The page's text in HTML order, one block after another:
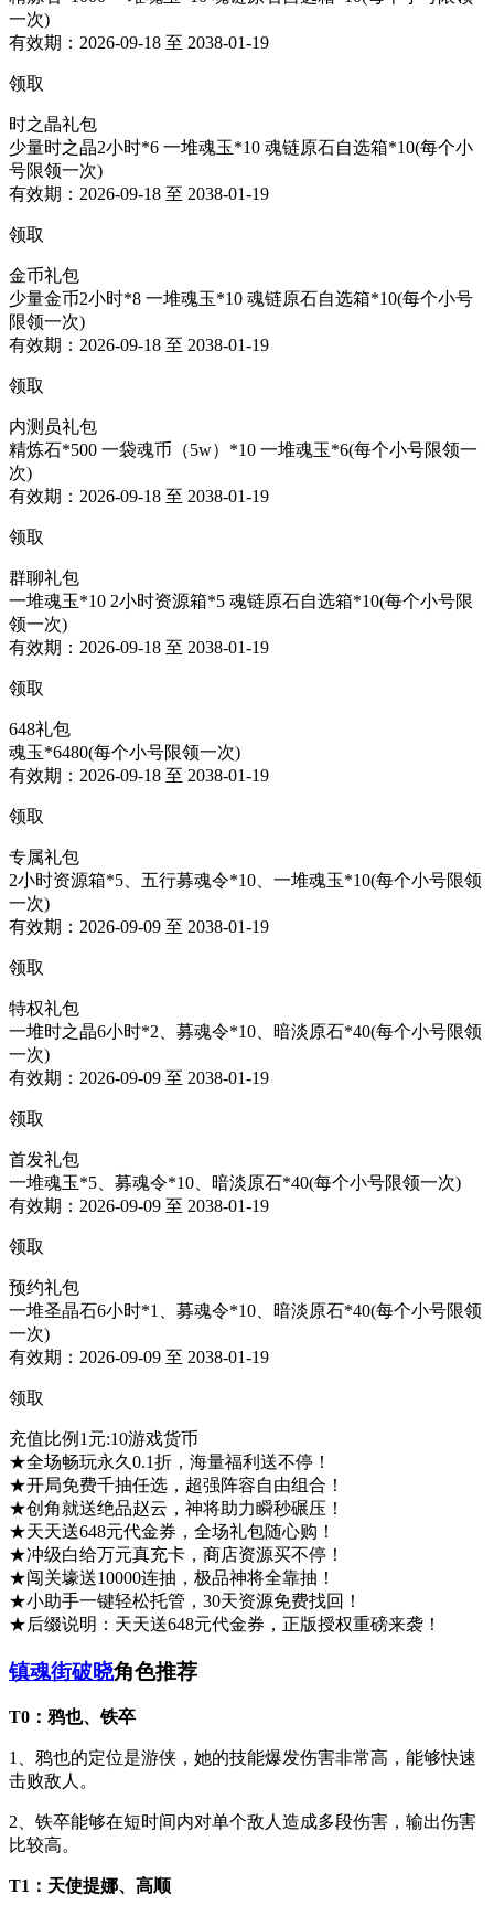
一次)
有效期：2026-09-18 至 2038-01-19
领取
时之晶礼包
少量时之晶2小时*6 一堆魂玉*10 魂链原石自选箱*10(每个小
号限领一次)
有效期：2026-09-18 至 2038-01-19
领取
金币礼包
少量金币2小时*8 一堆魂玉*10 魂链原石自选箱*10(每个小号
限领一次)
有效期：2026-09-18 至 2038-01-19
领取
内测员礼包
精炼石*500 一袋魂币（5w）*10 一堆魂玉*6(每个小号限领一
次)
有效期：2026-09-18 至 2038-01-19
领取
群聊礼包
一堆魂玉*10 2小时资源箱*5 魂链原石自选箱*10(每个小号限
领一次)
有效期：2026-09-18 至 2038-01-19
领取
648礼包
魂玉*6480(每个小号限领一次)
有效期：2026-09-18 至 2038-01-19
领取
专属礼包
2小时资源箱*5、五行募魂令*10、一堆魂玉*10(每个小号限领
一次)
有效期：2026-09-09 至 2038-01-19
领取
特权礼包
一堆时之晶6小时*2、募魂令*10、暗淡原石*40(每个小号限领
一次)
有效期：2026-09-09 至 2038-01-19
领取
首发礼包
一堆魂玉*5、募魂令*10、暗淡原石*40(每个小号限领一次)
有效期：2026-09-09 至 2038-01-19
领取
预约礼包
一堆圣晶石6小时*1、募魂令*10、暗淡原石*40(每个小号限领
一次)
有效期：2026-09-09 至 2038-01-19
领取
充值比例1元:10游戏货币
★全场畅玩永久0.1折，海量福利送不停！
★开局免费千抽任选，超强阵容自由组合！
★创角就送绝品赵云，神将助力瞬秒碾压！
★天天送648元代金券，全场礼包随心购！
★冲级白给万元真充卡，商店资源买不停！
★闯关壕送10000连抽，极品神将全靠抽！
★小助手一键轻松托管，30天资源免费找回！
★后缀说明：天天送648元代金券，正版授权重磅来袭！
镇魂街破晓角色推荐
T0：鸦也、铁卒
1、鸦也的定位是游侠，她的技能爆发伤害非常高，能够快速
击败敌人。
2、铁卒能够在短时间内对单个敌人造成多段伤害，输出伤害
比较高。
T1：天使提娜、高顺